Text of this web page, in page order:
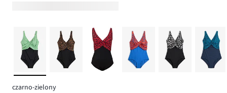
czarno-zielony